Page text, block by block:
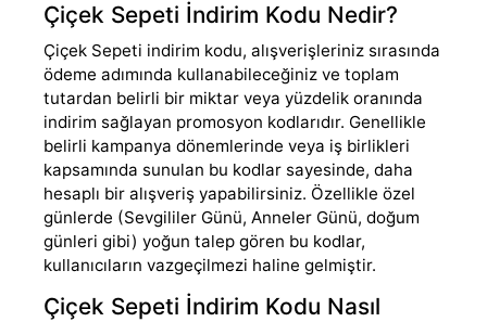
Çiçek Sepeti İndirim Kodu Nedir?
Çiçek Sepeti indirim kodu, alışverişleriniz sırasında
ödeme adımında kullanabileceğiniz ve toplam
tutardan belirli bir miktar veya yüzdelik oranında
indirim sağlayan promosyon kodlarıdır. Genellikle
belirli kampanya dönemlerinde veya iş birlikleri
kapsamında sunulan bu kodlar sayesinde, daha
hesaplı bir alışveriş yapabilirsiniz. Özellikle özel
günlerde (Sevgililer Günü, Anneler Günü, doğum
günleri gibi) yoğun talep gören bu kodlar,
kullanıcıların vazgeçilmezi haline gelmiştir.
Çiçek Sepeti İndirim Kodu Nasıl